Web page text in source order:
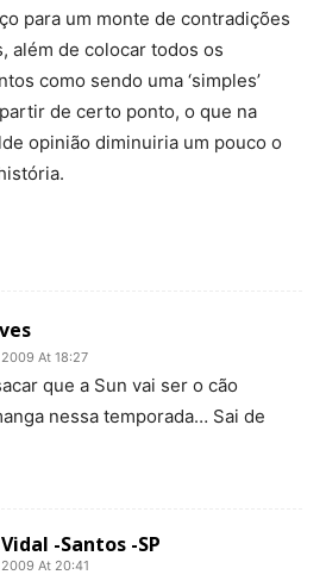
para um monte de contradições
além de colocar todos os
como sendo uma ‘simples’
de certo ponto, o que na
opinião diminuiria um pouco o
At 18:27
que a Sun vai ser o cão
nessa temporada… Sai de
-Santos -SP
At 20:41